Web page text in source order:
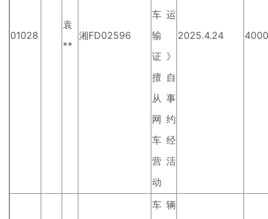
01028
袁
**
湘FD02596
车运
输
证》
擅自
从事
网约
车经
营活
动
2025.4.24 4000
车辆